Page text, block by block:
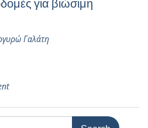
για βιώσιμη
Γαλάτη